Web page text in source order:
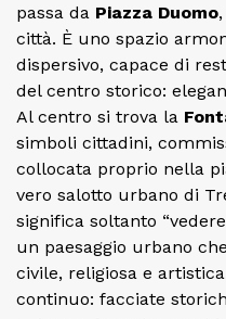
passa da Piazza Duomo
città. È uno spazio
dispersivo, capace di
del centro storico:
Al centro si trova la
simboli cittadini,
collocata proprio nella
vero salotto urbano di
significa soltanto
un paesaggio urbano
civile, religiosa e
continuo: facciate